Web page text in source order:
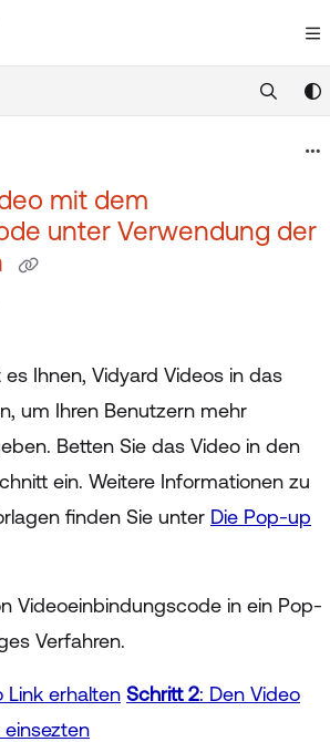
Index
index at:
https://
mit dem
unter Verwendung der
Ihnen, Vidyard Videos in das
um Ihren Benutzern mehr
Betten Sie das Video in den
ein. Weitere Informationen zu
finden Sie unter Die Pop-up
Videoeinbindungscode in ein Pop-
Verfahren.
Link erhalten Schritt 2: Den Video